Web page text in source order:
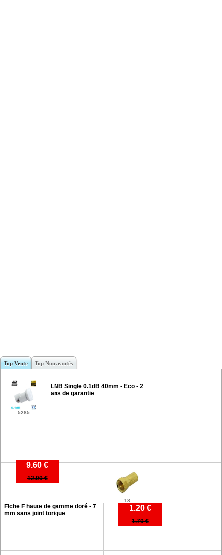
Top Vente Top Nouveautés
5285
LNB Single 0.1dB 40mm - Eco - 2
ans de garantie
9.60 €
12.00 €
18
Fiche F haute de gamme doré - 7
mm sans joint torique
1.20 €
1.70 €